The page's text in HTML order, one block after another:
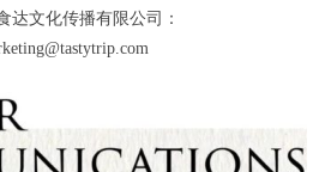
达文化传播有限公司：